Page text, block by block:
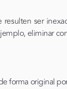
ser
eliminar
forma original